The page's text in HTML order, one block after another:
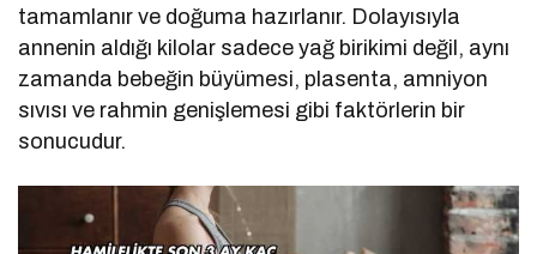
tamamlanır ve doğuma hazırlanır. Dolayısıyla
annenin aldığı kilolar sadece yağ birikimi değil, aynı
zamanda bebeğin büyümesi, plasenta, amniyon
sıvısı ve rahmin genişlemesi gibi faktörlerin bir
sonucudur.